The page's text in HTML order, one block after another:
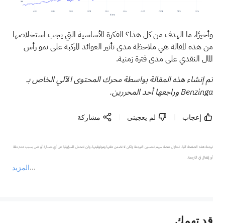
وأخيرًا، ما الهدف من كل هذا؟ الفكرة الأساسية التي يجب استخلاصها
من هذه المقالة هي ملاحظة مدى تأثير العوائد المركبة على نمو رأس
المال النقدي على مدى فترة زمنية.
تم إنشاء هذه المقالة بواسطة محرك المحتوى الآلي الخاص بـ
Benzinga وراجعها أحد المحررين.
إعجاب لم يعجبنى مشاركة
المزيد
ترجمة هذه الصفحة آلية. تحاول منصة سهم تحسين الترجمة ولكن لا تضمن دقتها وموثوقيتها، ولن تتحمل المسؤولية عن أي خسارة أو ضرر بسبب عدم دقة
أو إغفال في الترجمة.
عند الضرورة، يرجى استشارة مستشار استثمار محترف. لا تقدم منصة سهم أي مشورة استثمارية، ولا تقدم أي التزامات أو ضمانات.
قد تهمك